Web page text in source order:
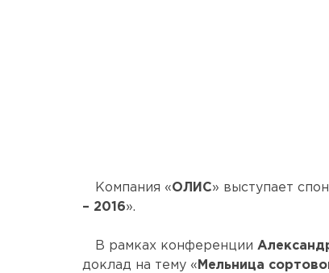
Компания «ОЛИС» выступает
– 2016».
В рамках конференции
доклад на тему « Мельница